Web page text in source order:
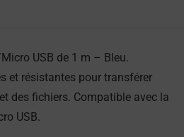
USB de 1 m – Bleu.
et résistantes pour transférer
des fichiers. Compatible avec la
USB.